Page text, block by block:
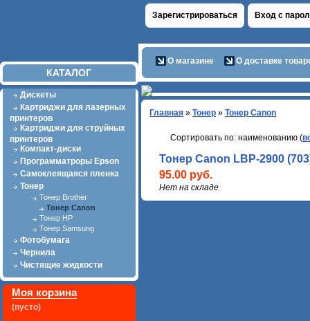
КАТАЛОГ
Зарегистрироваться Вход с
О магазине О доставке
Дискеты
Картриджи для лазерных
принтеров
Картриджи для струйных
принтеров
Компакт-диски
Программатроры Epson
Самоклеящаяся пленка
Тонер
Тонер Brother
Тонер Canon
Тонер HP
Тонер Samsung
Фотобумага
Чернила
Чистящие жидкости
Моя корзина
(пусто)
Главная » Тонер » Тонер Canon
Сортировать по: наименованию (
Тонер Canon LBP-2900
95.00 руб.
Нет на складе